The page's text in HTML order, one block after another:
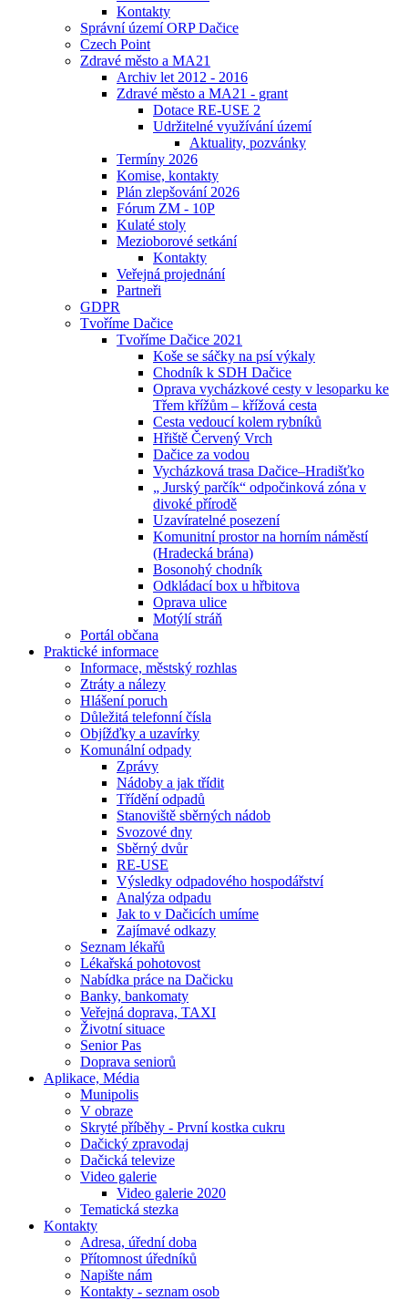
Kontakty
Správní území ORP Dačice
Czech Point
Zdravé město a MA21
Archiv let 2012 - 2016
Zdravé město a MA21 - grant
Dotace RE-USE 2
Udržitelné využívání území
Aktuality, pozvánky
Termíny 2026
Komise, kontakty
Plán zlepšování 2026
Fórum ZM - 10P
Kulaté stoly
Mezioborové setkání
Kontakty
Veřejná projednání
Partneři
GDPR
Tvoříme Dačice
Tvoříme Dačice 2021
Koše se sáčky na psí výkaly
Chodník k SDH Dačice
Oprava vycházkové cesty v lesoparku ke
Třem křížům – křížová cesta
Cesta vedoucí kolem rybníků
Hřiště Červený Vrch
Dačice za vodou
Vycházková trasa Dačice–Hradišťko
„ Jurský parčík“ odpočinková zóna v
divoké přírodě
Uzavíratelné posezení
Komunitní prostor na horním náměstí
(Hradecká brána)
Bosonohý chodník
Odkládací box u hřbitova
Oprava ulice
Motýlí stráň
Portál občana
Praktické informace
Informace, městský rozhlas
Ztráty a nálezy
Hlášení poruch
Důležitá telefonní čísla
Objížďky a uzavírky
Komunální odpady
Zprávy
Nádoby a jak třídit
Třídění odpadů
Stanoviště sběrných nádob
Svozové dny
Sběrný dvůr
RE-USE
Výsledky odpadového hospodářství
Analýza odpadu
Jak to v Dačicích umíme
Zajímavé odkazy
Seznam lékařů
Lékařská pohotovost
Nabídka práce na Dačicku
Banky, bankomaty
Veřejná doprava, TAXI
Životní situace
Senior Pas
Doprava seniorů
Aplikace, Média
Munipolis
V obraze
Skryté příběhy - První kostka cukru
Dačický zpravodaj
Dačická televize
Video galerie
Video galerie 2020
Tematická stezka
Kontakty
Adresa, úřední doba
Přítomnost úředníků
Napište nám
Kontakty - seznam osob